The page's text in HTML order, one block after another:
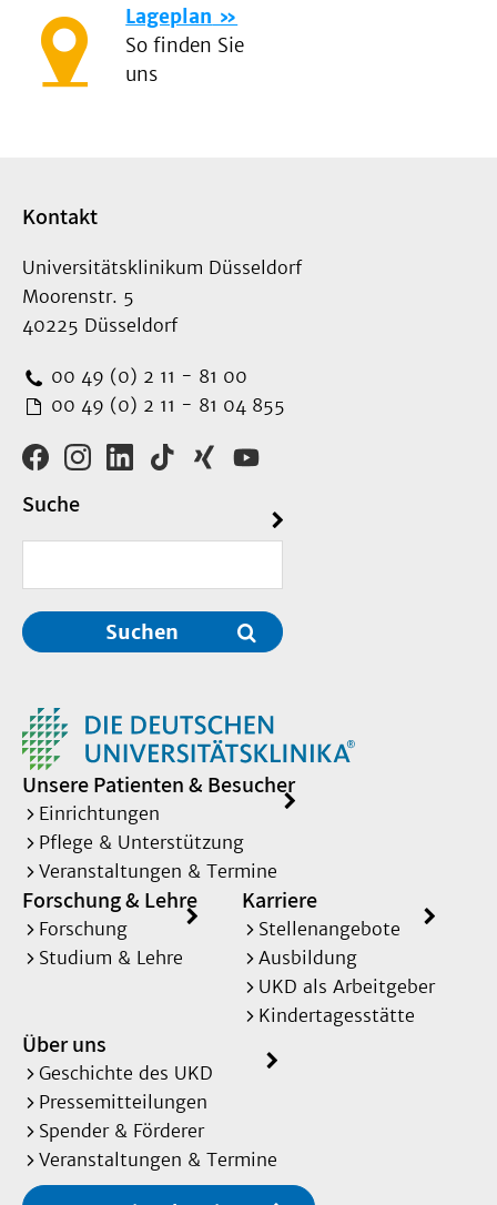
Lageplan
So finden Sie
uns
Kontakt
Universitätsklinikum Düsseldorf
Moorenstr. 5
40225 Düsseldorf
00 49 (0) 2 11 - 81 00
00 49 (0) 2 11 - 81 04 855
Suche
Suchen
Unsere Patienten & Besucher
Einrichtungen
Pflege & Unterstützung
Veranstaltungen & Termine
Forschung & Lehre
Forschung
Studium & Lehre
Karriere
Stellenangebote
Ausbildung
UKD als Arbeitgeber
Kindertagesstätte
Über uns
Geschichte des UKD
Pressemitteilungen
Spender & Förderer
Veranstaltungen & Termine